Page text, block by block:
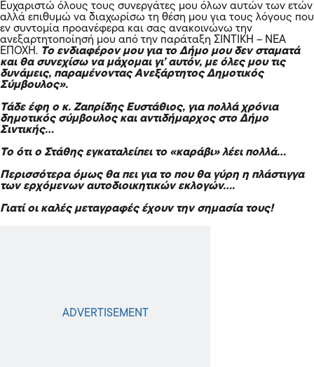
Ευχαριστώ όλους τους συνεργάτες μου όλων αυτών των ετών
αλλά επιθυμώ να διαχωρίσω τη θέση μου για τους λόγους που
εν συντομία προανέφερα και σας ανακοινώνω την
ανεξαρτητοποίησή μου από την παράταξη ΣΙΝΤΙΚΗ – ΝΕΑ
ΕΠΟΧΗ. Το ενδιαφέρον μου για το Δήμο μου δεν σταματά
και θα συνεχίσω να μάχομαι γι’ αυτόν, με όλες μου τις
δυνάμεις, παραμένοντας Ανεξάρτητος Δημοτικός
Σύμβουλος».
Τάδε έφη ο κ. Ζαπρίδης Ευστάθιος, για πολλά χρόνια
δημοτικός σύμβουλος και αντιδήμαρχος στο Δήμο
Σιντικής…
Το ότι ο Στάθης εγκαταλείπει το «καράβι» λέει πολλά…
Περισσότερα όμως θα πει για το που θα γύρη η πλάστιγγα
των ερχόμενων αυτοδιοικητικών εκλογών….
Γιατί οι καλές μεταγραφές έχουν την σημασία τους!